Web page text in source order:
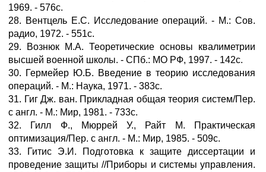
1969. - 576с.
28. Вентцель Е.С. Исследование операций. - М.: Сов.
радио, 1972. - 551с.
29. Вознюк М.А. Теоретические основы квалиметрии
высшей военной школы. - СПб.: МО РФ, 1997. - 142с.
30. Гермейер Ю.Б. Введение в теорию исследования
операций. - М.: Наука, 1971. - 383с.
31. Гиг Дж. ван. Прикладная общая теория систем/Пер.
с англ. - М.: Мир, 1981. - 733с.
32. Гилл Ф., Мюррей У., Райт М. Практическая
оптимизация/Пер. с англ. - М.: Мир, 1985. - 509с.
33. Гитис Э.И. Подготовка к защите диссертации и
проведение защиты //Приборы и системы управления.